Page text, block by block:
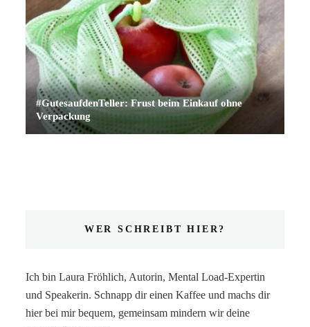
#GutesaufdenTeller: Frust beim Einkauf ohne
Verpackung
WER SCHREIBT HIER?
Ich bin Laura Fröhlich, Autorin, Mental Load-Expertin
und Speakerin. Schnapp dir einen Kaffee und machs dir
hier bei mir bequem, gemeinsam mindern wir deine